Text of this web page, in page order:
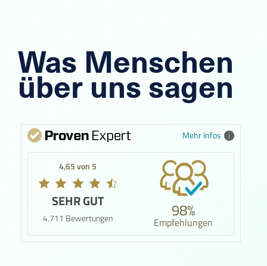
Was Menschen
über uns sagen
Mehr Infos
4,65 von 5
SEHR GUT
4.711 Bewertungen 98%
Empfehlungen